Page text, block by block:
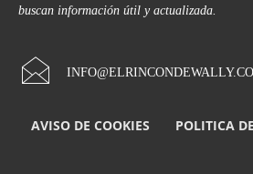
buscan información útil y actualizada.
AVISO DE COOKIES POLITICA